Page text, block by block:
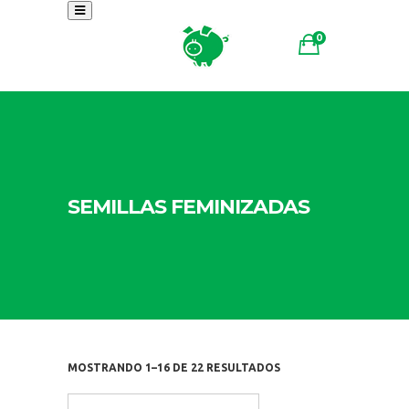
0
SEMILLAS FEMINIZADAS
MOSTRANDO 1–16 DE 22 RESULTADOS